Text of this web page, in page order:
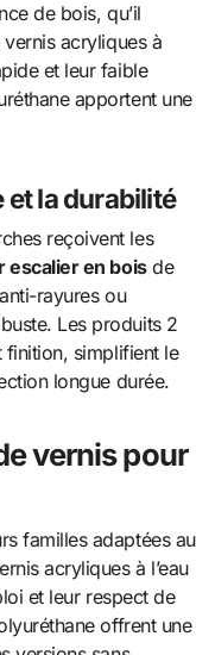
de bois, qu’il
vernis acryliques à
et leur faible
apportent une
et la durabilité
reçoivent les
escalier en boisde
rayures ou
Les produits 2
finition, simplifient le
longue durée.
vernis pour
familles adaptées au
acryliques à l’eau
et leur respect de
offrent une